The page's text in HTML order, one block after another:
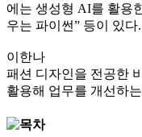
에는 생성형 AI를 활용
우는 파이썬” 등이 있다.
이한나
패션 디자인을 전공한
활용해 업무를 개선하